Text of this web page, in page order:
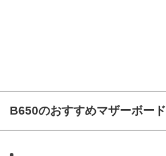
B650のおすすめマザーボード